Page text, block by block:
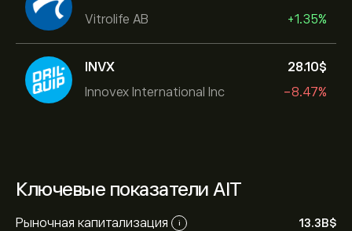
Vitrolife AB
+1.35%
INVX
Innovex International Inc
28.10‎$‎
-8.47%
Ключевые показатели AIT
Рыночная капитализация i 13.3B‎$‎